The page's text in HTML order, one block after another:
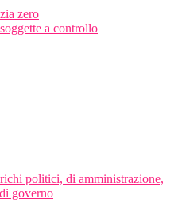
zero
a controllo
politici, di amministrazione,
governo